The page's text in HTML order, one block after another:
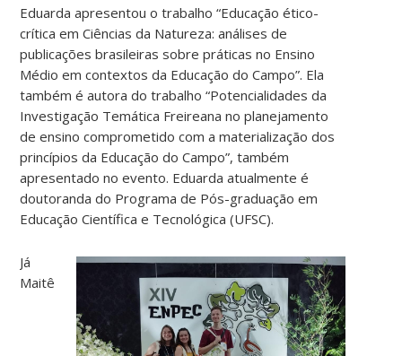
Eduarda apresentou o trabalho “Educação ético-
crítica em Ciências da Natureza: análises de
publicações brasileiras sobre práticas no Ensino
Médio em contextos da Educação do Campo”. Ela
também é autora do trabalho “Potencialidades da
Investigação Temática Freireana no planejamento
de ensino comprometido com a materialização dos
princípios da Educação do Campo”, também
apresentado no evento. Eduarda atualmente é
doutoranda do Programa de Pós-graduação em
Educação Científica e Tecnológica (UFSC).
Já
Maitê